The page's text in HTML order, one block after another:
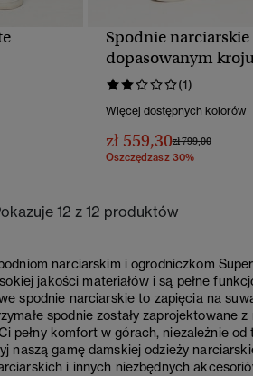
SZYBKI
Spodnie
dopasowanym
(1)
Więcej dostępnych kolorów
zł 559,30Cena obniżona od
zł 799,00do
Oszczędzasz 30%
12 z 12 produktów
narciarskim i ogrodniczkom
jakości materiałów i są pełne
spodnie narciarskie to zapięcia na
spodnie zostały zaprojektowane
pełny komfort w górach, niezależnie
gamę damskiej odzieży
i innych niezbędnych